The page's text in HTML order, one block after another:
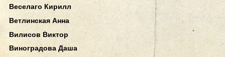
Веселаго Кирилл
Ветлинская Анна
Вилисов Виктор
Виноградова Даша